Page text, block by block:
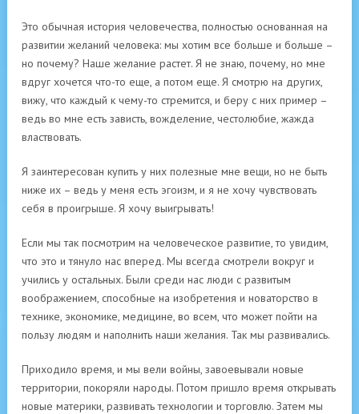
Это обычная история человечества, полностью основанная на
развитии желаний человека: мы хотим все больше и больше –
но почему? Наше желание растет. Я не знаю, почему, но мне
вдруг хочется что-то еще, а потом еще. Я смотрю на других,
вижу, что каждый к чему-то стремится, и беру с них пример –
ведь во мне есть зависть, вожделение, честолюбие, жажда
властвовать.
Я заинтересован купить у них полезные мне вещи, но не быть
ниже их – ведь у меня есть эгоизм, и я не хочу чувствовать
себя в проигрыше. Я хочу выигрывать!
Если мы так посмотрим на человеческое развитие, то увидим,
что это и тянуло нас вперед. Мы всегда смотрели вокруг и
учились у остальных. Были среди нас люди с развитым
воображением, способные на изобретения и новаторство в
технике, экономике, медицине, во всем, что может пойти на
пользу людям и наполнить наши желания. Так мы развивались.
Приходило время, и мы вели войны, завоевывали новые
территории, покоряли народы. Потом пришло время открывать
новые материки, развивать технологии и торговлю. Затем мы